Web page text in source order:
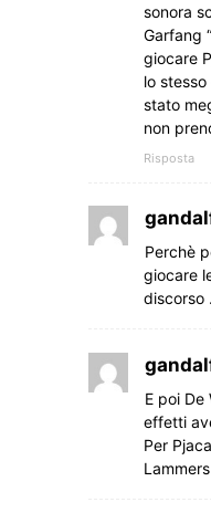
sonora
Garfang
giocare
lo
stato
non
Risposta
Perchè
giocare
discorso
E poi
effetti
Per
Lammers